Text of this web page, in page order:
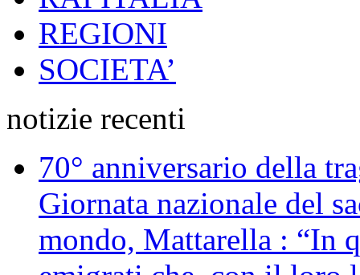
REGIONI
SOCIETA’
notizie recenti
70° anniversario della
Giornata nazionale del
mondo, Mattarella : “In